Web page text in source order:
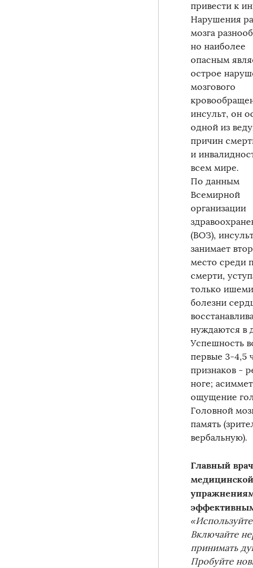
привести к
Нарушения
мозга
но наиболее
опасным
острое
мозгового
инсульт, он
одной из
причин
и
всем мире.
По данным
Всемирной
организации
(ВОЗ),
занимает
место среди
смерти,
только
болезни
нуждаются в
Успешность
первые 3-4,5
признаков -
ноге;
ощущение
Головной
память
вербальную).
Главный
Включайте
принимать
Пробуйте